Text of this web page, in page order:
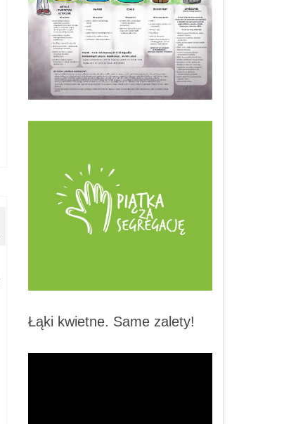
Łąki kwietne. Same zalety!